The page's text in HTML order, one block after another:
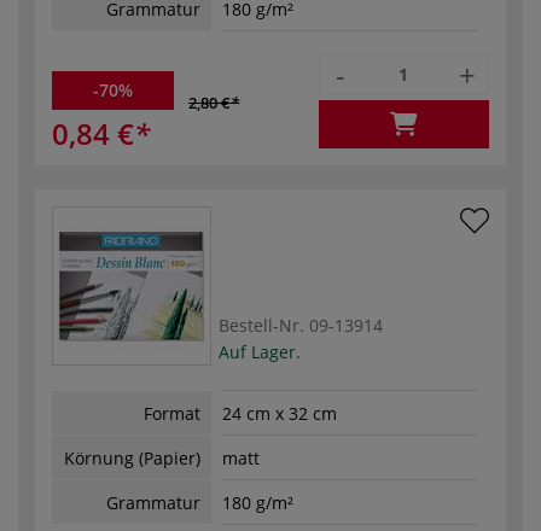
Grammatur
180 g/m²
-70%
2,80 €
0,84 €
- +
Bestell-Nr. 09-13914
Auf Lager.
Format
24 cm x 32 cm
Körnung (Papier)
matt
Grammatur
180 g/m²